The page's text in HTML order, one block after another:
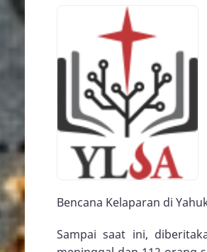
Bencana Kelaparan di
Sampai saat ini,